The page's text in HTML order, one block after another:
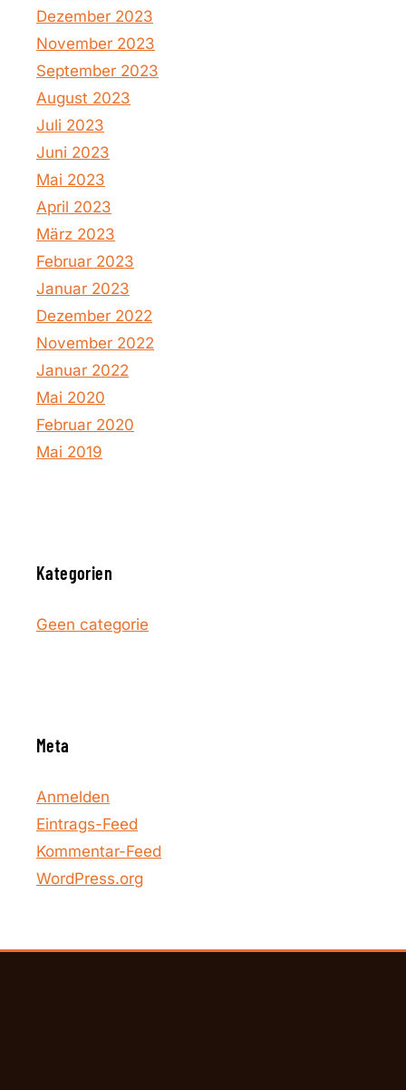
Dezember 2023
November 2023
September 2023
August 2023
Juli 2023
Juni 2023
Mai 2023
April 2023
März 2023
Februar 2023
Januar 2023
Dezember 2022
November 2022
Januar 2022
Mai 2020
Februar 2020
Mai 2019
Kategorien
Geen categorie
Meta
Anmelden
Eintrags-Feed
Kommentar-Feed
WordPress.org